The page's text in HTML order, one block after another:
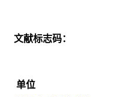
文献标志码：
单位